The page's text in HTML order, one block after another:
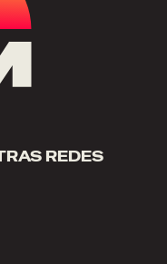
REDES